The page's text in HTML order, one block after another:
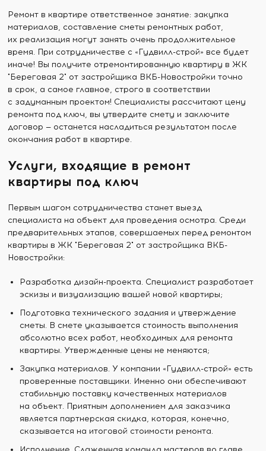
Ремонт в квартире ответственное занятие: закупка
материалов, составление сметы ремонтных работ,
их реализация могут занять очень продолжительное
время. При сотрудничестве с «Гудвилл-строй» все будет
иначе! Вы получите отремонтированную квартиру в ЖК
"Береговая 2" от застройщика ВКБ-Новостройки точно
в срок, а самое главное, строго в соответствии
с задуманным проектом! Специалисты рассчитают цену
ремонта под ключ, вы утвердите смету и заключите
договор — останется насладиться результатом после
окончания работ в квартире.
Услуги, входящие в ремонт
квартиры под ключ
Первым шагом сотрудничества станет выезд
специалиста на объект для проведения осмотра. Среди
предварительных этапов, совершаемых перед ремонтом
квартиры в ЖК "Береговая 2" от застройщика ВКБ-
Новостройки:
Разработка дизайн-проекта. Специалист разработает
эскизы и визуализацию вашей новой квартиры;
Подготовка технического задания и утверждение
сметы. В смете указывается стоимость выполнения
абсолютно всех работ, необходимых для ремонта
квартиры. Утвержденные цены не меняются;
Закупка материалов. У компании «Гудвилл-строй» есть
проверенные поставщики. Именно они обеспечивают
стабильную поставку качественных материалов
на объект. Приятным дополнением для заказчика
является партнерская скидка, которая, конечно,
сказывается на итоговой стоимости ремонта.